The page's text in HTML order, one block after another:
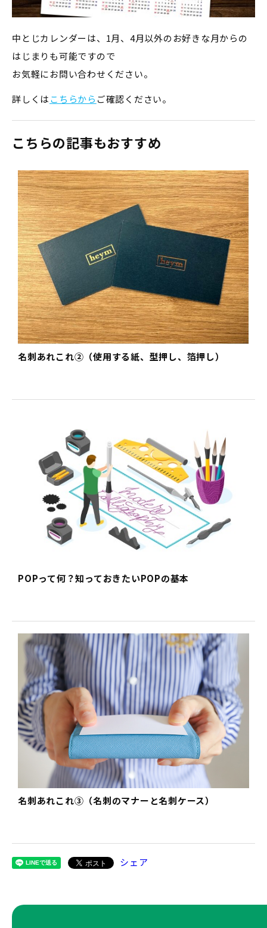
中とじカレンダーは、1月、4月以外のお好きな月からの
はじまりも可能ですので
お気軽にお問い合わせください。
詳しくはこちらから ご確認ください。
こちらの記事もおすすめ
名刺あれこれ②（使用する紙、型押し、箔押し）
POPって何？知っておきたいPOPの基本
名刺あれこれ③（名刺のマナーと名刺ケース）
シェア